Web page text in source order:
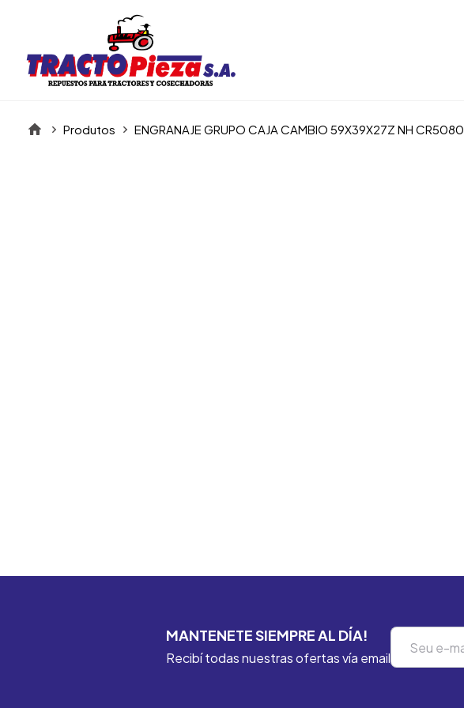
Produtos ENGRANAJE GRUPO CAJA CAMBIO 59X39X27Z NH CR5080
MANTENETE SIEMPRE AL DÍA!
Recibí todas nuestras ofertas vía email